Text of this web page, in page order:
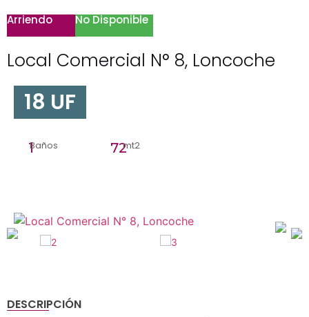
Arriendo No Disponible
Local Comercial N° 8, Loncoche
18 UF
1
Baños 72mt2
DESCRIPCIÓN